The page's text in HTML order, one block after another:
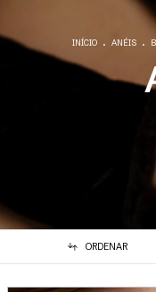
INÍCIO . ANÉIS .
ORDENAR